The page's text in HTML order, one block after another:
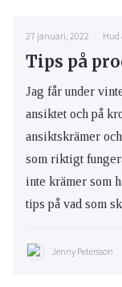
27 januari, 2022 Hud
Tips på
Jag får under
ansiktet och på
ansiktskrämer
som riktigt
inte krämer som
tips på vad som
Jenny Petersson